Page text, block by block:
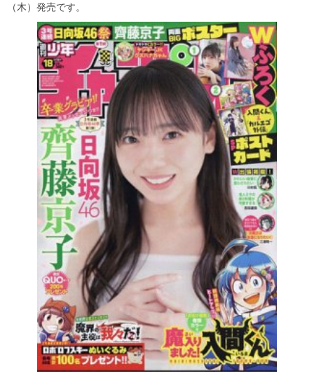
（木）発売です。